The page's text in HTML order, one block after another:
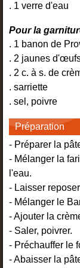
. 1 verre d'eau
Pour la
. 1 banon de
. 2 jaunes
. 2 c. à s. de
. sarriette
. sel, poivre
Préparation
- Préparer la
- Mélanger la
l'eau.
- Laisser
- Mélanger le
- Ajouter la
- Saler, poivrer.
- Préchauffer le
- Abaisser la